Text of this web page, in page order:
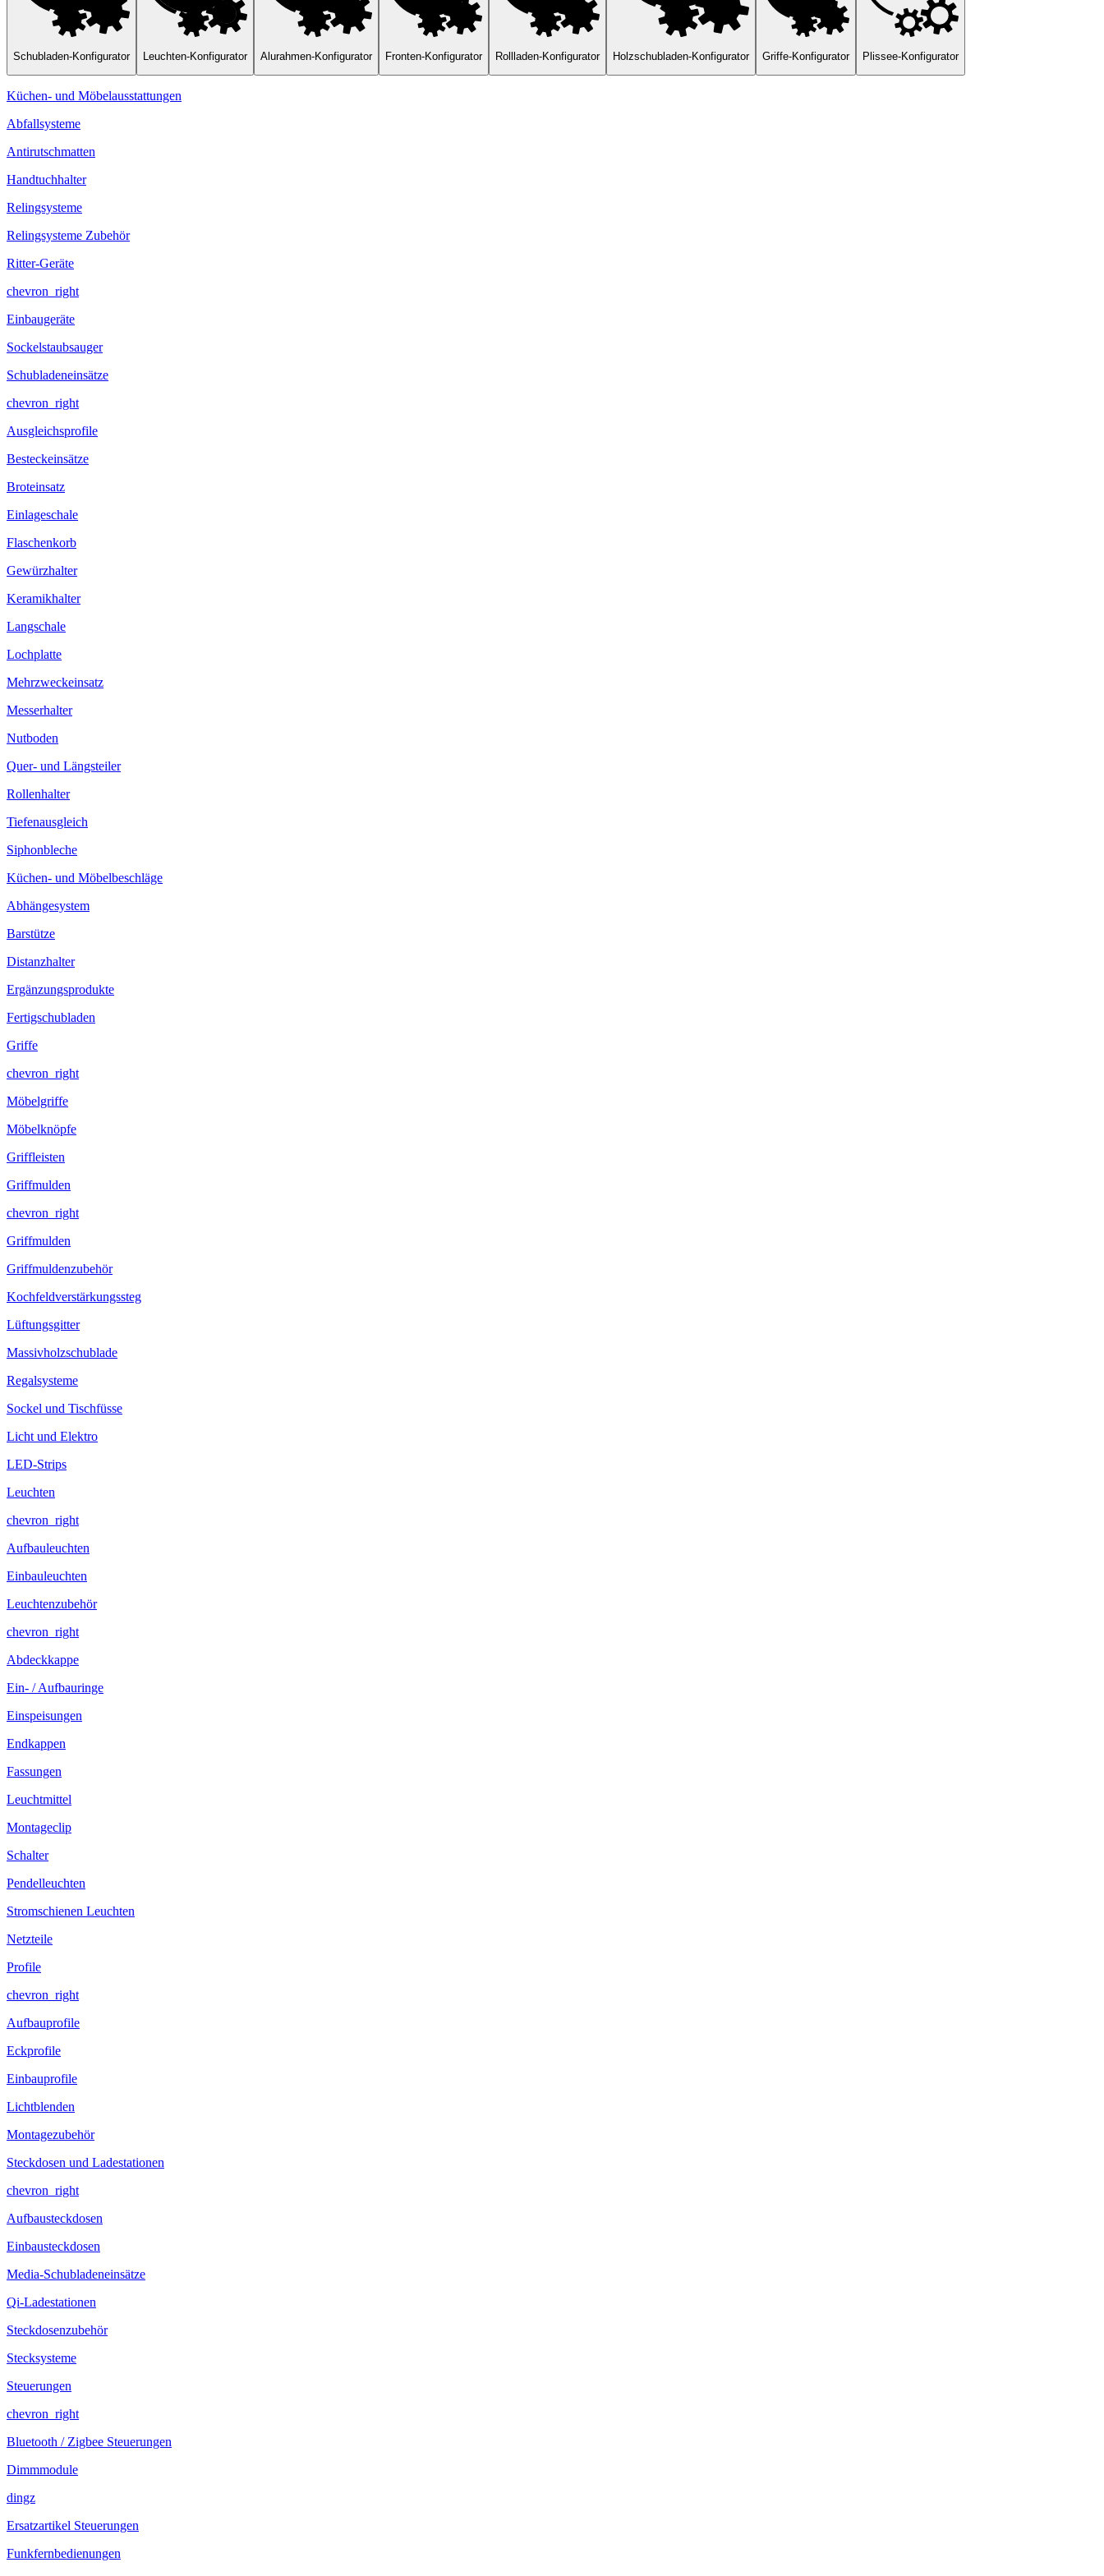
Schubladen-Konfigurator Leuchten-Konfigurator Alurahmen-Konfigurator Fronten-Konfigurator Rollladen-Konfigurator Holzschubladen-Konfigurator Griffe-Konfigurator Plissee-Konfigurator
Küchen- und Möbelausstattungen
Abfallsysteme
Antirutschmatten
Handtuchhalter
Relingsysteme
Relingsysteme Zubehör
Ritter-Geräte
chevron_right
Einbaugeräte
Sockelstaubsauger
Schubladeneinsätze
chevron_right
Ausgleichsprofile
Besteckeinsätze
Broteinsatz
Einlageschale
Flaschenkorb
Gewürzhalter
Keramikhalter
Langschale
Lochplatte
Mehrzweckeinsatz
Messerhalter
Nutboden
Quer- und Längsteiler
Rollenhalter
Tiefenausgleich
Siphonbleche
Küchen- und Möbelbeschläge
Abhängesystem
Barstütze
Distanzhalter
Ergänzungsprodukte
Fertigschubladen
Griffe
chevron_right
Möbelgriffe
Möbelknöpfe
Griffleisten
Griffmulden
chevron_right
Griffmulden
Griffmuldenzubehör
Kochfeldverstärkungssteg
Lüftungsgitter
Massivholzschublade
Regalsysteme
Sockel und Tischfüsse
Licht und Elektro
LED-Strips
Leuchten
chevron_right
Aufbauleuchten
Einbauleuchten
Leuchtenzubehör
chevron_right
Abdeckkappe
Ein- / Aufbauringe
Einspeisungen
Endkappen
Fassungen
Leuchtmittel
Montageclip
Schalter
Pendelleuchten
Stromschienen Leuchten
Netzteile
Profile
chevron_right
Aufbauprofile
Eckprofile
Einbauprofile
Lichtblenden
Montagezubehör
Steckdosen und Ladestationen
chevron_right
Aufbausteckdosen
Einbausteckdosen
Media-Schubladeneinsätze
Qi-Ladestationen
Steckdosenzubehör
Stecksysteme
Steuerungen
chevron_right
Bluetooth / Zigbee Steuerungen
Dimmmodule
dingz
Ersatzartikel Steuerungen
Funkfernbedienungen